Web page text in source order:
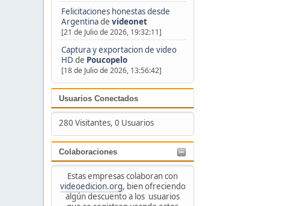
Felicitaciones honestas desde
Argentinade videonet
[21 de Julio de 2026, 19:32:11]
Captura y exportacion de video
HD de Poucopelo
[18 de Julio de 2026, 13:56:42]
Usuarios Conectados
280 Visitantes, 0 Usuarios
Colaboraciones
Estas empresas colaboran con
videoedicion.org, bien ofreciendo
algún descuento a los usuarios